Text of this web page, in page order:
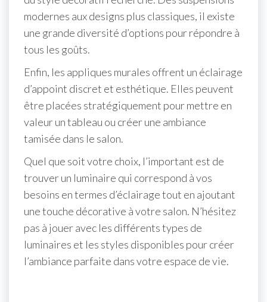
modernes aux designs plus classiques, il existe
une grande diversité d’options pour répondre à
tous les goûts.
Enfin, les appliques murales offrent un éclairage
d’appoint discret et esthétique. Elles peuvent
être placées stratégiquement pour mettre en
valeur un tableau ou créer une ambiance
tamisée dans le salon.
Quel que soit votre choix, l’important est de
trouver un luminaire qui correspond à vos
besoins en termes d’éclairage tout en ajoutant
une touche décorative à votre salon. N’hésitez
pas à jouer avec les différents types de
luminaires et les styles disponibles pour créer
l’ambiance parfaite dans votre espace de vie.